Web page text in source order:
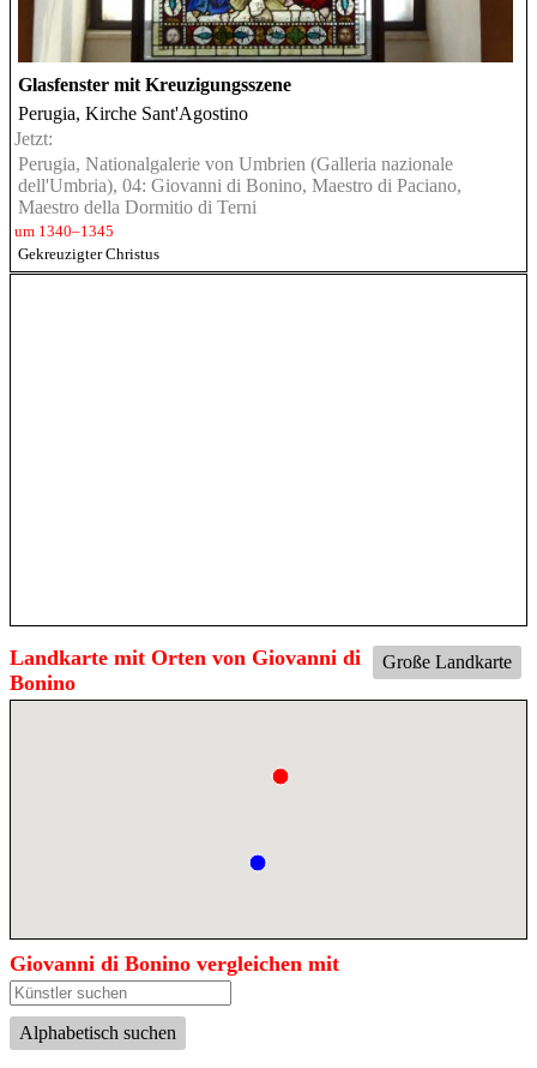
Glasfenster mit Kreuzigungsszene
Perugia, Kirche Sant'Agostino
Jetzt:
Perugia, Nationalgalerie von Umbrien (Galleria nazionale
dell'Umbria), 04: Giovanni di Bonino, Maestro di Paciano,
Maestro della Dormitio di Terni
um 1340–1345
Gekreuzigter Christus
Große Landkarte
Landkarte mit Orten von Giovanni di
Bonino
Giovanni di Bonino vergleichen mit
Alphabetisch suchen